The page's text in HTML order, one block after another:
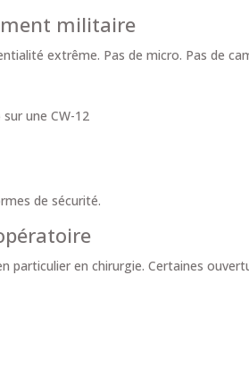
militaire
extrême. Pas de micro. Pas de
une CW-12
de sécurité.
particulier en chirurgie. Certaines